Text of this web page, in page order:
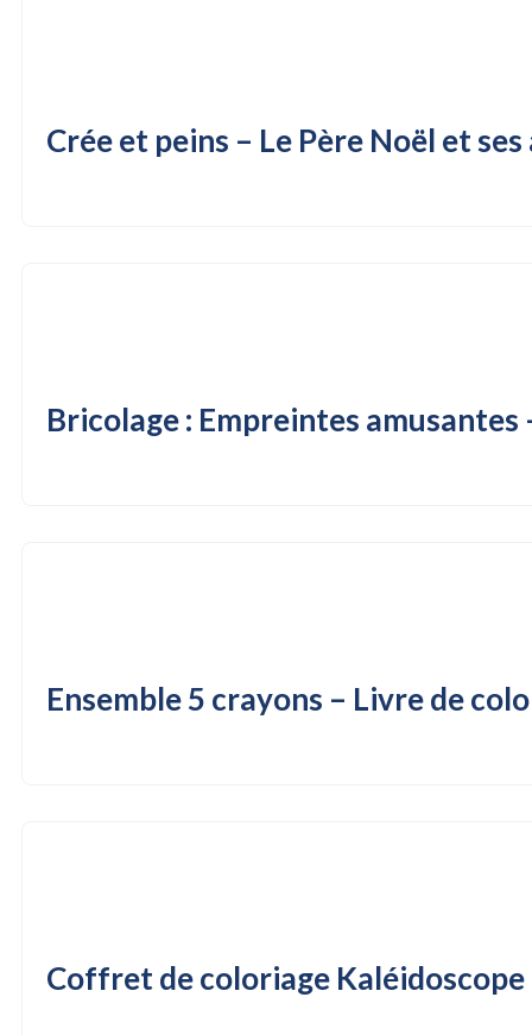
Crée et peins – Le Père Noël et ses
Bricolage : Empreintes amusantes
Ensemble 5 crayons – Livre de
Coffret de coloriage Kaléidoscope